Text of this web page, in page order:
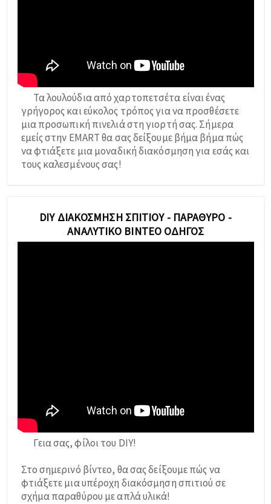
Τα λουλούδια από χαρτοπετσέτα είναι ένας
γρήγορος και εύκολος τρόπος για να προσθέσετε
μια προσωπική πινελιά στη γιορτή σας. Σήμερα
εμείς στην EMART θα σας δείξουμε βήμα βήμα πώς
να φτιάξετε μια μοναδική διακόσμηση για εσάς και
τους καλεσμένους σας!
DIY ΔΙΑΚΌΣΜΗΣΗ ΣΠΙΤΙΟΎ - ΠΑΡΆΘΥΡΟ -
ΑΝΑΛΥΤΙΚΌ ΒΊΝΤΕΟ ΟΔΗΓΌΣ
Γεια σας, φίλοι του DIY!
Στο σημερινό βίντεο, θα σας δείξουμε πώς να
φτιάξετε μια υπέροχη διακόσμηση σπιτιού σε
σχήμα παραθύρου με απλά υλικά!